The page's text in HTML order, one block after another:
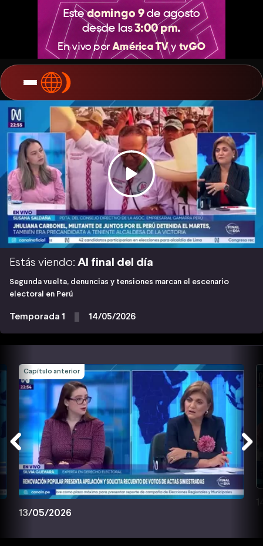
Estás viendo: Al final del día
Segunda vuelta, denuncias y tensiones marcan el escenario
electoral en Perú
Temporada 1 14/05/2026
Capítulo anterior
13/05/2026